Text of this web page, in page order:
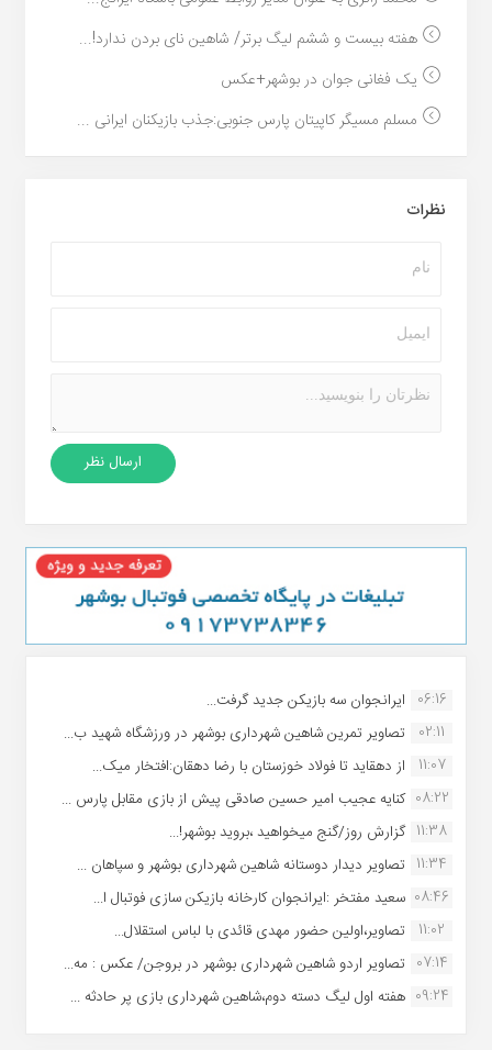
هفته بیست و ششم لیگ برتر/ شاهین نای بردن ندارد!...
یک فغانی جوان در بوشهر+عکس
مسلم مسیگر کاپیتان پارس جنوبی:جذب بازیکنان ایرانی ...
نظرات
06:16 ایرانجوان سه بازیکن جدید گرفت...
02:11
تصاویر تمرین شاهین شهردارى بوشهر در ورزشگاه شهید ب...
11:07
از دهقاید تا فولاد خوزستان با رضا دهقان:افتخار میک...
08:22 کنایه عجیب امیر حسین صادقی پیش از بازی مقابل پارس ...
11:38 گزارش روز/گنج میخواهید ،بروید بوشهر!...
11:34 تصاویر دیدار دوستانه شاهین شهردارى بوشهر و سپاهان ...
08:46 سعید مفتخر :ایرانجوان کارخانه بازیکن سازی فوتبال ا...
11:02
تصاویر،اولین حضور مهدی قائدی با لباس استقلال...
07:14 تصاویر اردو شاهین شهرداری بوشهر در بروجن/ عکس : مه...
09:24 هفته اول لیگ دسته دوم،شاهین شهرداری بازی پر حادثه ...